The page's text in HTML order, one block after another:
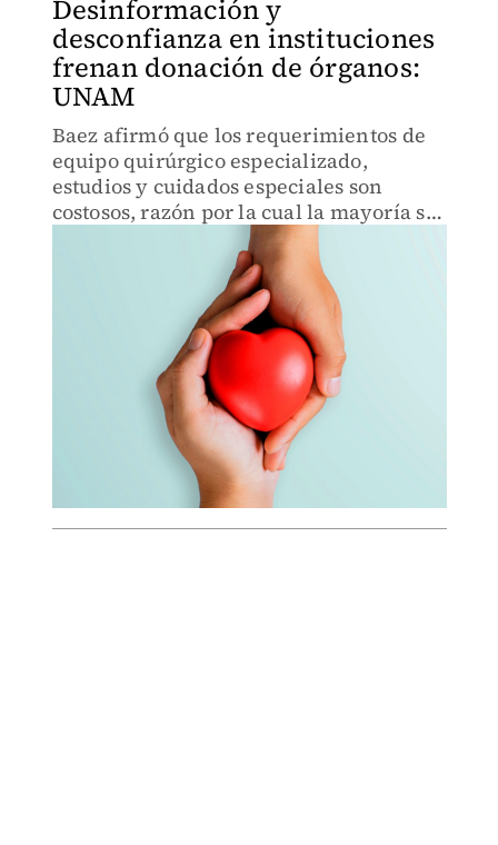
Desinformación y
desconfianza en instituciones
frenan donación de órganos:
UNAM
Baez afirmó que los requerimientos de
equipo quirúrgico especializado,
estudios y cuidados especiales son
costosos, razón por la cual la mayoría se
solicita en las entidades públicas.